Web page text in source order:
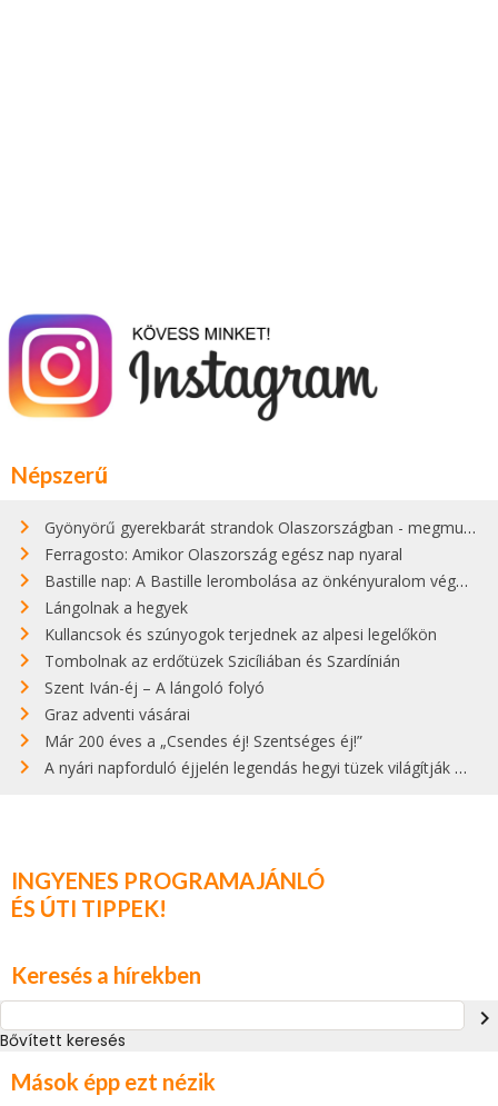
Népszerű
Gyönyörű gyerekbarát strandok Olaszországban - megmutatjuk a 15 legjobbat
Ferragosto: Amikor Olaszország egész nap nyaral
Bastille nap: A Bastille lerombolása az önkényuralom végét jelentette
Lángolnak a hegyek
Kullancsok és szúnyogok terjednek az alpesi legelőkön
Tombolnak az erdőtüzek Szicíliában és Szardínián
Szent Iván-éj – A lángoló folyó
Graz adventi vásárai
Már 200 éves a „Csendes éj! Szentséges éj!”
A nyári napforduló éjjelén legendás hegyi tüzek világítják meg Zugspitzét
INGYENES PROGRAMAJÁNLÓ
ÉS ÚTI TIPPEK!
Keresés a hírekben
navigate_next
Bővített keresés
Mások épp ezt nézik